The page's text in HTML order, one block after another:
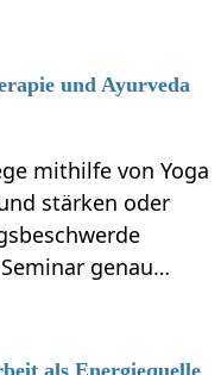
und Ayurveda
mithilfe von Yoga
stärken oder
genau…